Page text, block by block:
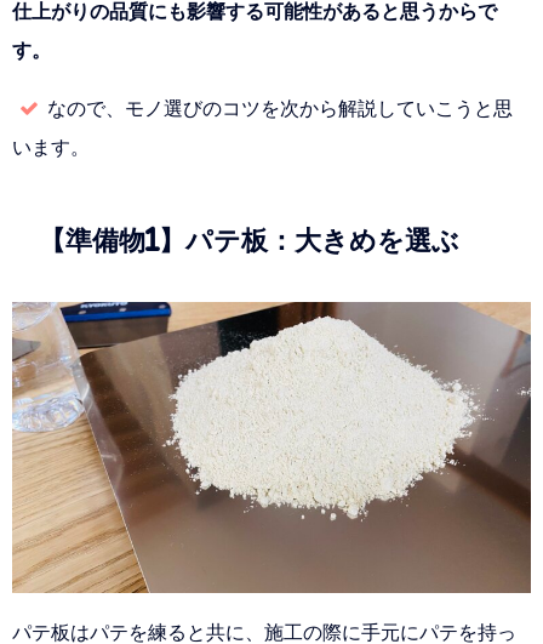
仕上がりの品質にも影響する可能性があると思うからで
す。
なので、モノ選びのコツを次から解説していこうと思
います。
【準備物1】パテ板：大きめを選ぶ
パテ板はパテを練ると共に、施工の際に手元にパテを持っ